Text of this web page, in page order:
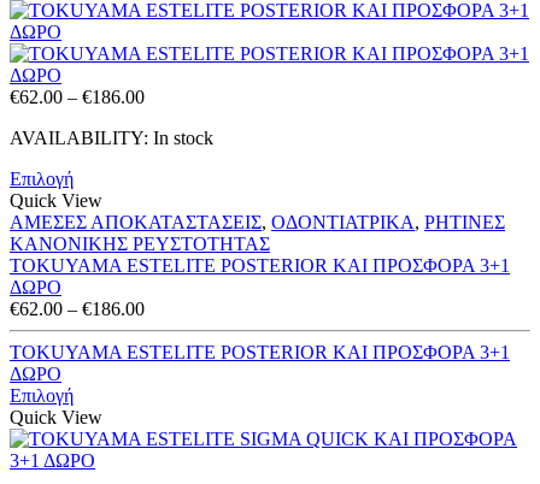
€62.00 – €186.00Price
€62.00
AVAILABILITY: In stock
Επιλογή
Quick View
ΑΜΕΣΕΣ ΑΠΟΚΑΤΑΣΤΑΣΕΙΣ, ΟΔΟΝΤΙΑΤΡΙΚΑ, ΡΗΤΙΝΕΣ
ΚΑΝΟΝΙΚΗΣ ΡΕΥΣΤΟΤΗΤΑΣ
TOKUYAMA ESTELITE POSTERIOR ΚΑΙ ΠΡΟΣΦΟΡΑ 3+1
ΔΩΡΟ
€62.00 – €186.00Price
range:
€62.00
TOKUYAMA ESTELITE POSTERIOR ΚΑΙ ΠΡΟΣΦΟΡΑ 3+1
ΔΩΡΟ
Επιλογή
Quick View